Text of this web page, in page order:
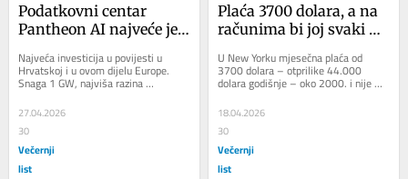
Podatkovni centar
Pantheon AI najveće je
Hrvatske - vrijedno više
od 100 Peljeških
Najveća investicija u povijesti u
Hrvatskoj i u ovom dijelu Europe.
Snaga 1 GW, najviša razina
pouzdanosti - iznad Tier 4, tisuće
radnih mjesta, te...
27.04.2026
30
Večernji
list
Plaća 3700 dolara, a na
računima bi joj svaki
Kako je službenica RH
pri UN-u izvukla
U New Yorku mjesečna plaća od
3700 dolara – otprilike 44.000
dolara godišnje – oko 2000. i nije
bila baš nešto. Nije bila ni iznimka
ni...
18.04.2026
30
Večernji
list